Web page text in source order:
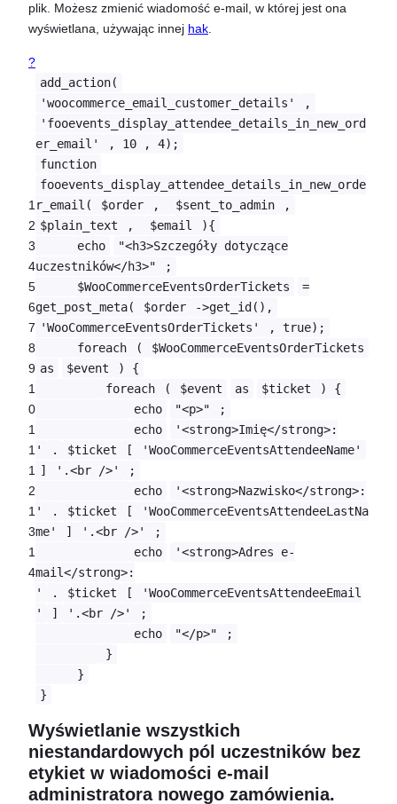
plik. Możesz zmienić wiadomość e-mail, w której jest ona
wyświetlana, używając innej hak
?
1
2
3
4
5
6
7
8
9
1
0
1
1
1
2
1
3
1
4
add_action(
'woocommerce_email_customer_details'
,
'fooevents_display_attendee_details_in_new_ord
er_email'
, 10 , 4);
function
fooevents_display_attendee_details_in_new_orde
r_email(
$order , $sent_to_admin
,
$plain_text
, $email
){
echo
"<h3>Szczegóły dotyczące
uczestników</h3>"
;
$WooCommerceEventsOrderTickets
=
get_post_meta(
$order
->get_id(),
'WooCommerceEventsOrderTickets'
, true);
foreach
(
$WooCommerceEventsOrderTickets
as
$event
) {
foreach
( $event as $ticket
) {
echo
"<p>"
;
echo
'<strong>Imię</strong>:
'
. $ticket [
'WooCommerceEventsAttendeeName'
]
'.<br />'
;
echo
'<strong>Nazwisko</strong>:
'
. $ticket [
'WooCommerceEventsAttendeeLastNa
me'
] '.<br />'
;
echo
'<strong>Adres e-
mail</strong>:
'
. $ticket [
'WooCommerceEventsAttendeeEmail
'
] '.<br />'
;
echo
"</p>"
;
}
}
}
Wyświetlanie wszystkich
niestandardowych pól uczestników bez
etykiet w wiadomości e-mail
administratora nowego zamówienia.